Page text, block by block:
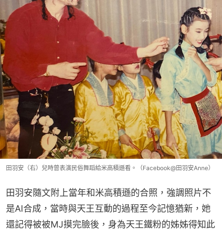
田羽安（右）兒時曾表演民俗舞蹈給米高積遜看。（Facebook@田羽安Anne）
田羽安隨文附上當年和米高積遜的合照，強調照片不
是AI合成，當時與天王互動的過程至今記憶猶新，她
還記得被被MJ摸完臉後，身為天王鐵粉的姊姊得知此